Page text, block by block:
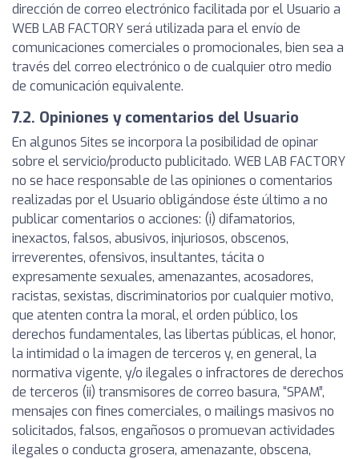
dirección de correo electrónico facilitada por el Usuario a
WEB LAB FACTORY será utilizada para el envío de
comunicaciones comerciales o promocionales, bien sea a
través del correo electrónico o de cualquier otro medio
de comunicación equivalente.
7.2. Opiniones y comentarios del Usuario
En algunos Sites se incorpora la posibilidad de opinar
sobre el servicio/producto publicitado. WEB LAB FACTORY
no se hace responsable de las opiniones o comentarios
realizadas por el Usuario obligándose éste último a no
publicar comentarios o acciones: (i) difamatorios,
inexactos, falsos, abusivos, injuriosos, obscenos,
irreverentes, ofensivos, insultantes, tácita o
expresamente sexuales, amenazantes, acosadores,
racistas, sexistas, discriminatorios por cualquier motivo,
que atenten contra la moral, el orden público, los
derechos fundamentales, las libertas públicas, el honor,
la intimidad o la imagen de terceros y, en general, la
normativa vigente, y/o ilegales o infractores de derechos
de terceros (ii) transmisores de correo basura, “SPAM”,
mensajes con fines comerciales, o mailings masivos no
solicitados, falsos, engañosos o promuevan actividades
ilegales o conducta grosera, amenazante, obscena,